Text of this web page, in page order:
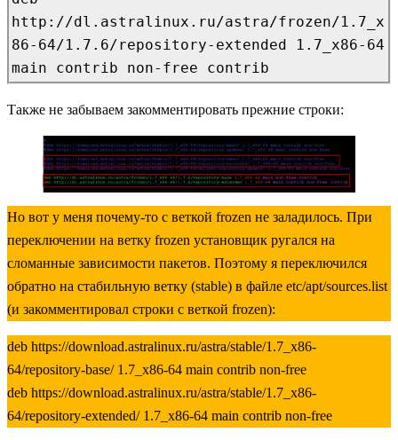
http://dl.astralinux.ru/astra/frozen/1.7_x
86-64/1.7.6/repository-extended 1.7_x86-64
main contrib non-free contrib
Также не забываем закомментировать прежние строки:
Но вот у меня почему-то с веткой frozen не заладилось. При
переключении на ветку frozen установщик ругался на
сломанные зависимости пакетов. Поэтому я переключился
обратно на стабильную ветку (stable) в файле etc/apt/sources.list
(и закомментировал строки с веткой frozen):
deb https://download.astralinux.ru/astra/stable/1.7_x86-
64/repository-base/ 1.7_x86-64 main contrib non-free
deb https://download.astralinux.ru/astra/stable/1.7_x86-
64/repository-extended/ 1.7_x86-64 main contrib non-free